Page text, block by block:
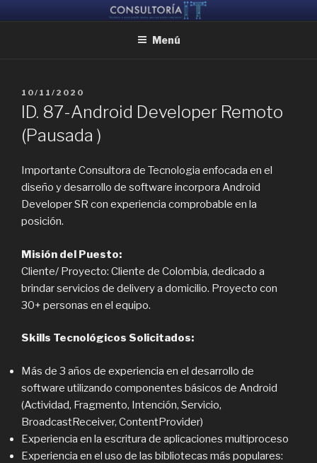
al
CONSULTORIA IT
Ayudamos a reunir grandes mentes, para que puedan crear juntas
Menú
PUBLICADO
EL
10/11/2020
ID. 87-Android Developer Remoto
(Pausada )
Importante Consultora de Tecnologia enfocada en el
diseño y desarrollo de software incorpora Android
Developer SR con experiencia comprobable en la
posición.
Misión del Puesto:
Cliente/ Proyecto: Cliente de Colombia, dedicado a
brindar servicios de delivery a domicilio. Proyecto con
30+ personas en el equipo.
Skills Tecnológicos Solicitados:
Más de 3 años de experiencia en el desarrollo de
software utilizando componentes básicos de Android
(Actividad, Fragmento, Intención, Servicio,
BroadcastReceiver, ContentProvider)
Experiencia en la escritura de aplicaciones multiproceso
Experiencia en el uso de las bibliotecas más populares: